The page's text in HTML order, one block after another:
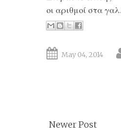
οι αριθμοί στα
May 04, 2014
Newer Post